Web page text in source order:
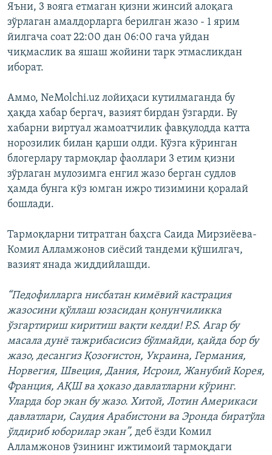
Яъни, 3 вояга етмаган қизни жинсий алоқага
зўрлаган амалдорларга берилган жазо - 1 ярим
йилгача соат 22:00 дан 06:00 гача уйдан
чиқмаслик ва яшаш жойини тарк этмасликдан
иборат.
Аммо, NeMolchi.uz лойиҳаси кутилмаганда бу
ҳақда хабар бергач, вазият бирдан ўзгарди. Бу
хабарни виртуал жамоатчилик фавқулодда катта
норозилик билан қарши олди. Кўзга кўринган
блогерлару тармоқлар фаоллари 3 етим қизни
зўрлаган мулозимга енгил жазо берган судлов
ҳамда бунга кўз юмган ижро тизимини қоралай
бошлади.
Тармоқларни титратган баҳсга Саида Мирзиёева-
Комил Алламжонов сиёсий тандеми қўшилгач,
вазият янада жиддийлашди.
“Педофилларга нисбатан кимёвий кастрация
жазосини қўллаш юзасидан қонунчиликка
ўзгартириш киритиш вақти келди! P.S. Агар бу
масала дунё тажрибасисиз бўлмайди, қайда бор бу
жазо, десангиз Қозоғистон, Украина, Германия,
Норвегия, Швеция, Дания, Исроил, Жанубий Корея,
Франция, АҚШ ва ҳоказо давлатларни кўринг.
Уларда бор экан бу жазо. Хитой, Лотин Америкаси
давлатлари, Саудия Арабистони ва Эронда биратўла
ўлдириб юборилар экан”, деб ёзди Комил
Алламжонов ўзининг ижтимоий тармоқдаги